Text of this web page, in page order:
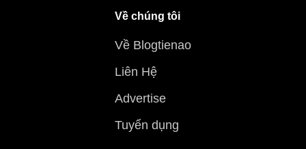
Về chúng tôi
Về Blogtienao
Liên Hệ
Advertise
Tuyển dụng